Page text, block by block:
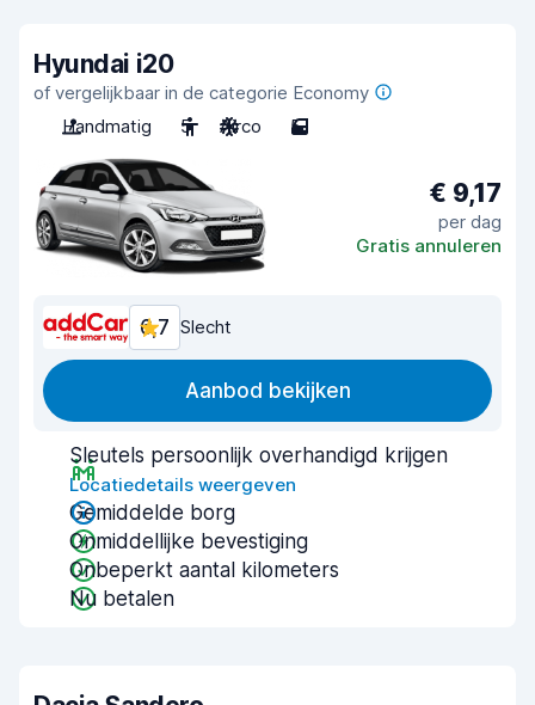
Hyundai i20
of vergelijkbaar in de categorie Economy
Handmatig
5 Airco 5
€ 9,17
per dag
Gratis annuleren
6,7 Slecht
Aanbod bekijken
Sleutels persoonlijk overhandigd krijgen
Locatiedetails weergeven
Gemiddelde borg
Onmiddellijke bevestiging
Onbeperkt aantal kilometers
Nu betalen